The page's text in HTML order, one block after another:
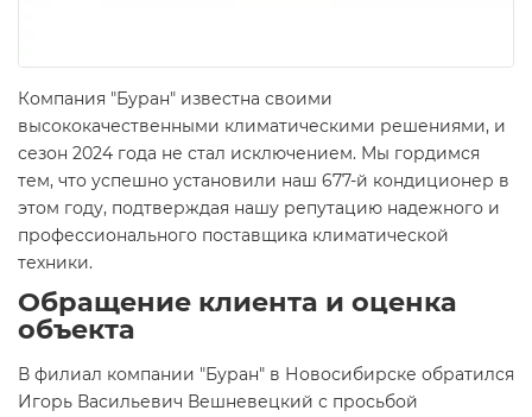
Компания "Буран" известна своими
высококачественными климатическими решениями, и
сезон 2024 года не стал исключением. Мы гордимся
тем, что успешно установили наш 677-й кондиционер в
этом году, подтверждая нашу репутацию надежного и
профессионального поставщика климатической
техники.
Обращение клиента и оценка
объекта
В филиал компании "Буран" в Новосибирске обратился
Игорь Васильевич Вешневецкий с просьбой